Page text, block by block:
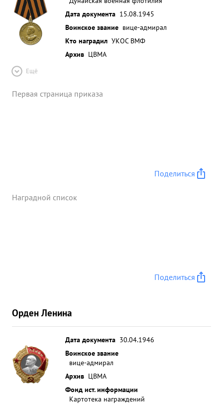
Дата документа 15.08.1945
Воинское звание вице-адмирал
Кто наградил УКОС ВМФ
Архив ЦВМА
Ещё
Первая страница приказа
Поделиться
Наградной список
Поделиться
Орден Ленина
Дата документа 30.04.1946
Воинское звание
вице-адмирал
Архив ЦВМА
Фонд ист. информации
Картотека награждений